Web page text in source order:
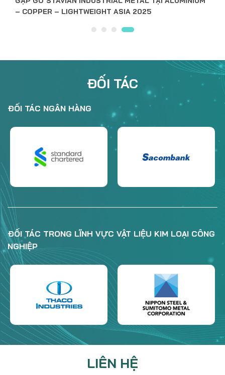
ĐỐI TÁC
ĐỐI TÁC NGÂN HÀNG
ĐỐI TÁC TRONG LĨNH VỰC VẬT LIỆU KIM LOẠI CÔNG
NGHIỆP
LIÊN HỆ